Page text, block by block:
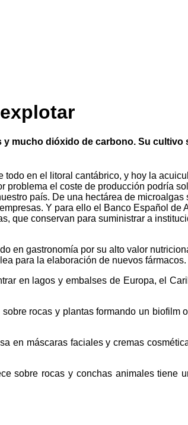
mucho dióxido de carbono. Su
en el litoral cantábrico, y hoy la
problema el coste de producción podría
país. De una hectárea de
Y para ello el Banco Español de
que conservan para suministrar a
en gastronomía por su alto valor
para la elaboración de nuevos
en lagos y embalses de Europa, el
rocas y plantas formando un
en máscaras faciales y cremas
sobre rocas y conchas animales